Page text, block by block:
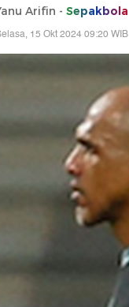
Arifin - Sepakbola
15 Okt 2024 09:20 WIB